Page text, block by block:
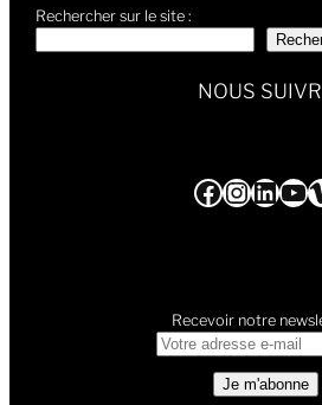
Rechercher sur le site :
NOUS
Facebook InstagramLinkedIn YouTube Vimeo
Recevoir notre